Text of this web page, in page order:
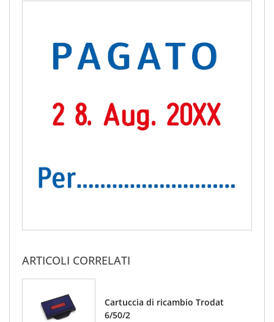
ARTICOLI CORRELATI
Cartuccia di ricambio Trodat
6/50/2